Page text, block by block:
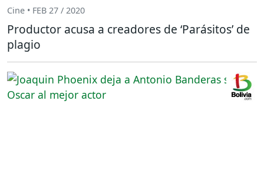
Cine • FEB 27 / 2020
Productor acusa a creadores de ‘Parásitos’ de
plagio